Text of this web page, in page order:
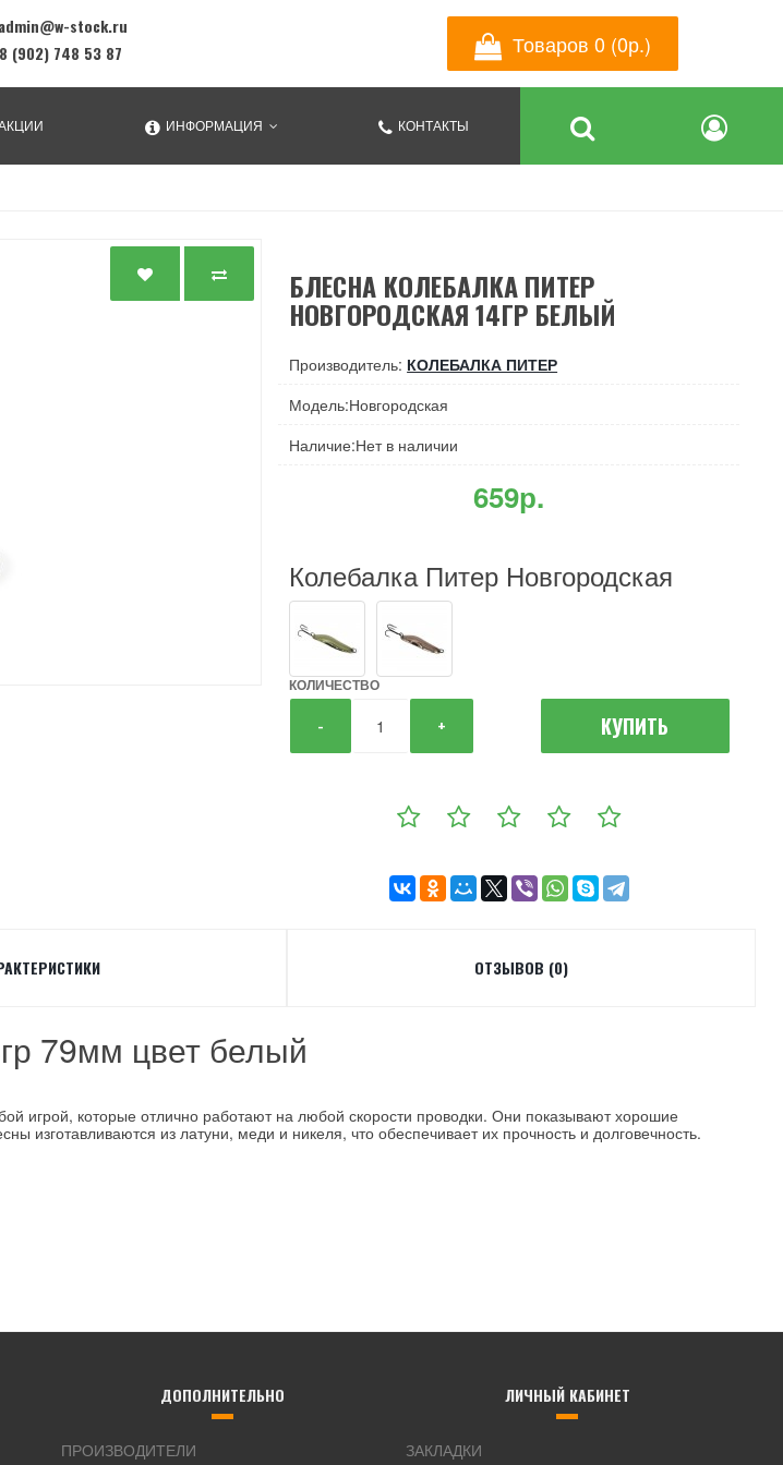
admin@w-stock.ru
8 (902) 748 53 87
Товаров 0 (0р.)
ИНФОРМАЦИЯ КОНТАКТЫ
БЛЕСНА КОЛЕБАЛКА ПИТЕР
НОВГОРОДСКАЯ 14ГР БЕЛЫЙ
Производитель: КОЛЕБАЛКА ПИТЕР
Модель:Новгородская
Наличие:Нет в наличии
659р.
Колебалка Питер Новгородская
КОЛИЧЕСТВО
- + КУПИТЬ
ОТЗЫВОВ (0)
79мм цвет белый
игрой, которые отлично работают на любой скорости проводки. Они показывают хорошие
изготавливаются из латуни, меди и никеля, что обеспечивает их прочность и долговечность.
ДОПОЛНИТЕЛЬНО
ПРОИЗВОДИТЕЛИ
ЛИЧНЫЙ КАБИНЕТ
ЗАКЛАДКИ